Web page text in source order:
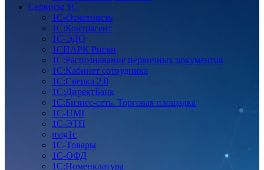
Сервисы 1С
1С-Отчетность
1С:Контрагент
1С-ЭДО
1СПАРК Риски
1С:Распознавание первичных документов
1С:Кабинет сотрудника
1С:Сверка 2.0
1С:ДиректБанк
1С:Бизнес-сеть. Торговая площадка
1С-UMI
1С-ЭТП
mag1c
1С-Товары
1С-ОФД
1С:Номенклатура